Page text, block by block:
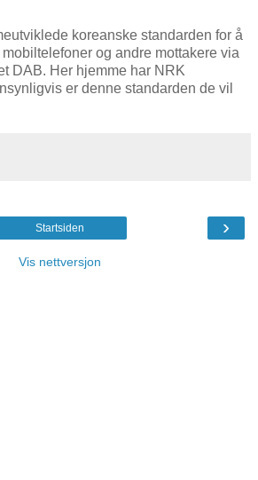
koreanske standarden for å
og andre mottakere via
DAB. Her hjemme har NRK
er denne standarden de vil
›
Startsiden
Vis nettversjon